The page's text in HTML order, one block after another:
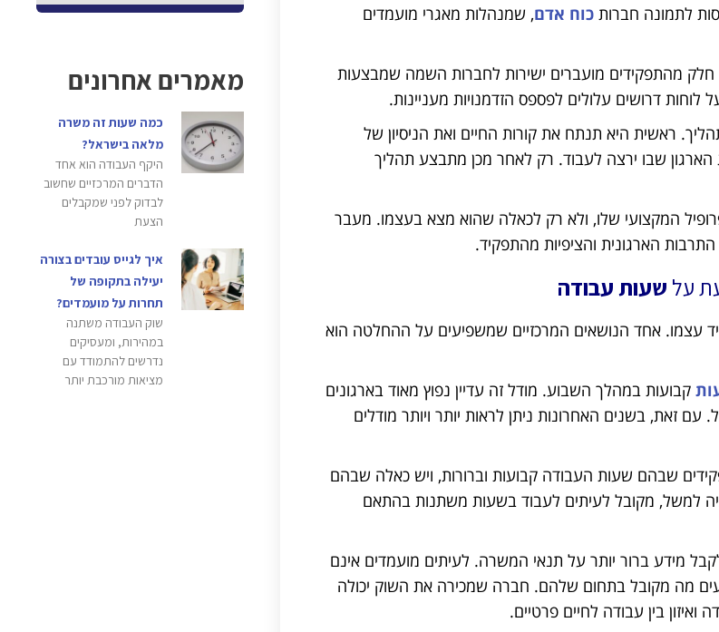
לתמונה חברות כוח אדם, שמנהלות מאגרי מועמדים
חלק מהתפקידים מועברים ישירות לחברות השמה שמבצעות
דרושים עלולים לפספס הזדמנויות מעניינות.
ראשית היא תנתח את קורות החיים ואת הניסיון של
שבו ירצה לעבוד. רק לאחר מכן מתבצע תהליך
המקצועי שלו, ולא רק לכאלה שהוא מצא בעצמו. מעבר
הארגונית והציפיות מהתפקיד.
על שעות עבודה
עצמו. אחד הנושאים המרכזיים שמשפיעים על ההחלטה הוא
קבועות במהלך השבוע. מודל זה עדיין נפוץ מאוד בארגונים
זאת, בשנים האחרונות ניתן לראות יותר ויותר מודלים
שבהם שעות העבודה קבועות וברורות, ויש כאלה שבהם
למשל, מקובל לעיתים לעבוד בשעות משתנות בהתאם
מידע ברור יותר על תנאי המשרה. לעיתים מועמדים אינם
מה מקובל בתחום שלהם. חברה שמכירה את השוק יכולה
בין עבודה לחיים פרטיים.
מאמרים אחרונים
כמה שעות זה משרה
מלאה בישראל?
היקף העבודה הוא אחד
הדברים המרכזיים שחשוב
לבדוק לפני שמקבלים
הצעת
איך לגייס עובדים בצורה
יעילה בתקופה של
תחרות על מועמדים?
שוק העבודה משתנה
במהירות, ומעסיקים
נדרשים להתמודד עם
מציאות מורכבת יותר